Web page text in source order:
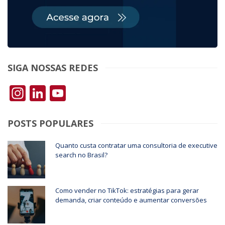
SIGA NOSSAS REDES
Instagram
LinkedIn
POSTS POPULARES
Quanto custa contratar uma consultoria de executive
search no Brasil?
Como vender no TikTok: estratégias para gerar
demanda, criar conteúdo e aumentar conversões